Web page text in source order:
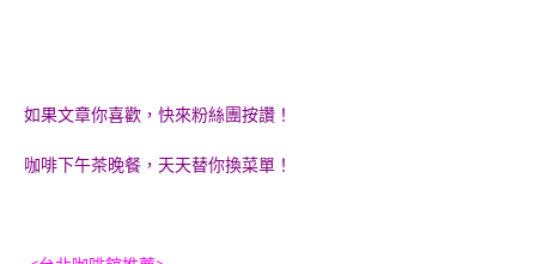
如果文章你喜歡，快來粉絲團按讚！
咖啡下午茶晚餐，天天替你換菜單！